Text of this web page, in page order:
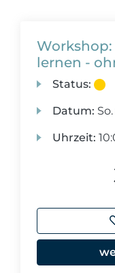
lernen -
Status:
Datum: So.
Uhrzeit: